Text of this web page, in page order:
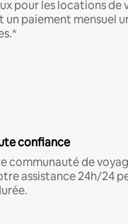
pour les locations de
un paiement mensuel
confiance
communauté de
assistance 24h/24